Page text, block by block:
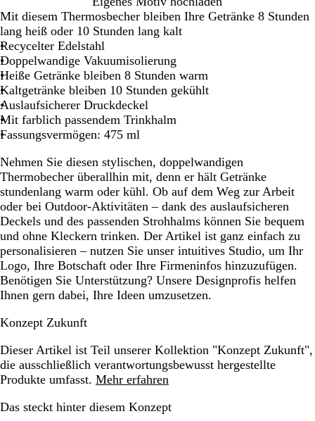
c
h
w
a
r
z
r
ü
n
e
l
l
b
l
a
u
Mit diesem Thermosbecher bleiben Ihre Getränke 8 Stunden
lang heiß oder 10 Stunden lang kalt
Recycelter Edelstahl
Doppelwandige Vakuumisolierung
Heiße Getränke bleiben 8 Stunden warm
Kaltgetränke bleiben 10 Stunden gekühlt
Auslaufsicherer Druckdeckel
Mit farblich passendem Trinkhalm
Fassungsvermögen: 475 ml
Nehmen Sie diesen stylischen, doppelwandigen
Thermobecher überallhin mit, denn er hält Getränke
stundenlang warm oder kühl. Ob auf dem Weg zur Arbeit
oder bei Outdoor-Aktivitäten – dank des auslaufsicheren
Deckels und des passenden Strohhalms können Sie bequem
und ohne Kleckern trinken. Der Artikel ist ganz einfach zu
personalisieren – nutzen Sie unser intuitives Studio, um Ihr
Logo, Ihre Botschaft oder Ihre Firmeninfos hinzuzufügen.
Benötigen Sie Unterstützung? Unsere Designprofis helfen
Ihnen gern dabei, Ihre Ideen umzusetzen.
Konzept Zukunft
Dieser Artikel ist Teil unserer Kollektion "Konzept Zukunft",
die ausschließlich verantwortungsbewusst hergestellte
Produkte umfasst. Mehr erfahren
Das steckt hinter diesem Konzept